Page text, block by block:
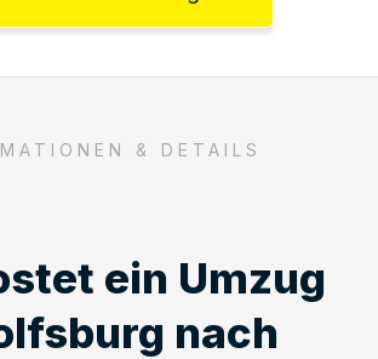
& DETAILS
ein Umzug
nach